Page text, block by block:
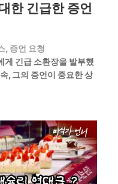
한 긴급한 증언
, 증언 요청
게 긴급 소환장을 발부했
, 그의 증언이 중요한 상